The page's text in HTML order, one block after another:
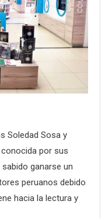
Soledad Sosa y
por sus
ganarse un
peruanos debido
hacia la lectura y